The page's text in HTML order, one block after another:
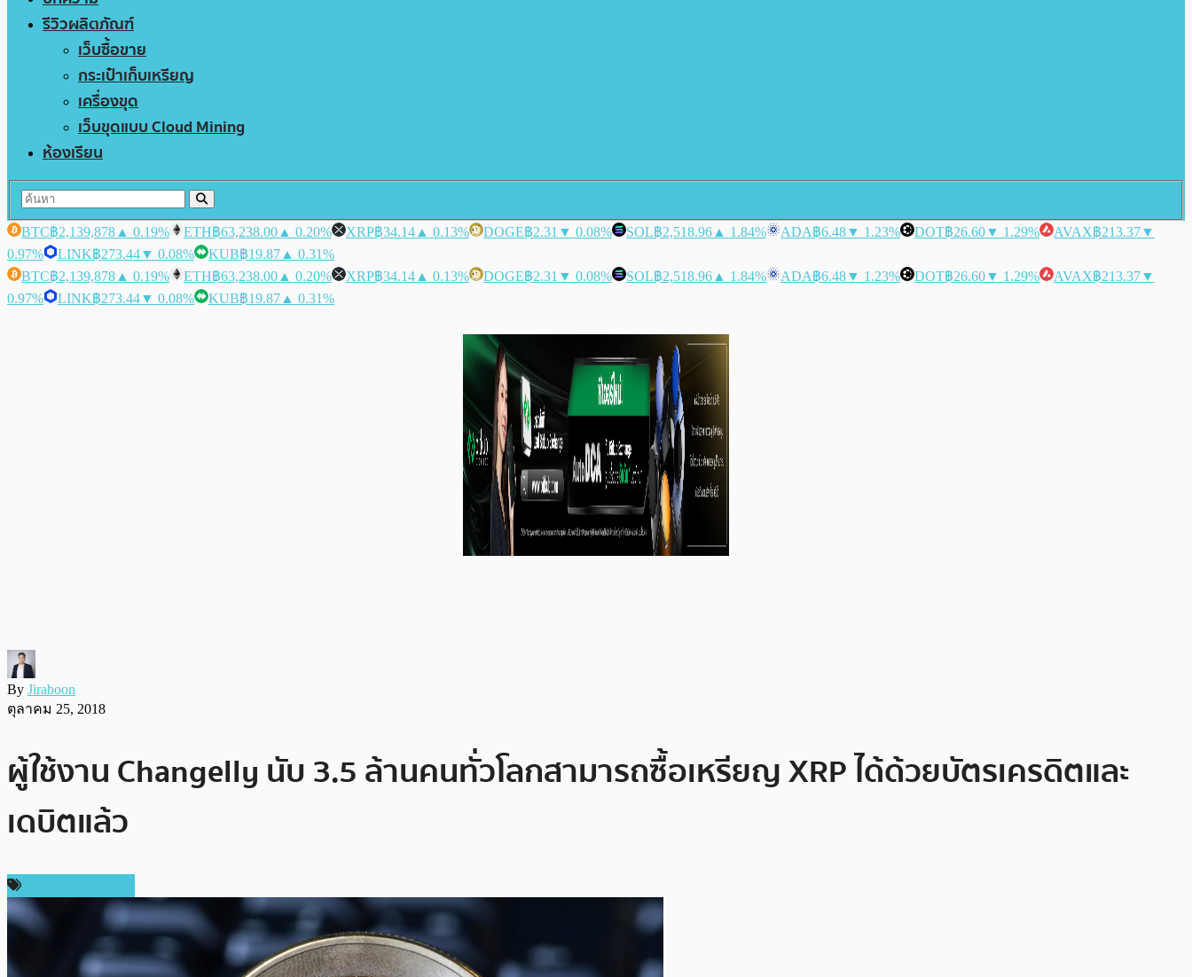
รีวิวผลิตภัณฑ์
เว็บซื้อขาย
กระเป๋าเก็บเหรียญ
เครื่องขุด
เว็บขุดแบบ Cloud Mining
ห้องเรียน
BTC฿2,139,878 ▲ 0.19% ETH฿63,238.00 ▲ 0.20% XRP฿34.14 ▲ 0.13% DOGE฿2.31 ▼ 0.08% SOL฿2,518.96 ▲ 1.84% ADA฿6.48▼ 1.23% DOT฿26.60▼ 1.29% AVAX฿213.37▼
0.97%
LINK฿273.44▼ 0.08% KUB฿19.87 ▲ 0.31%
BTC฿2,139,878 ▲ 0.19% ETH฿63,238.00 ▲ 0.20% XRP฿34.14 ▲ 0.13% DOGE฿2.31 ▼ 0.08% SOL฿2,518.96 ▲ 1.84% ADA฿6.48▼ 1.23% DOT฿26.60▼ 1.29% AVAX฿213.37▼
0.97%
LINK฿273.44▼ 0.08% KUB฿19.87 ▲ 0.31%
By Jiraboon
ตุลาคม 25, 2018
ผู้ใช้งาน Changelly นับ 3.5 ล้านคนทั่วโลกสามารถซื้อเหรียญ XRP ได้ด้วยบัตรเครดิตและ
เดบิตแล้ว